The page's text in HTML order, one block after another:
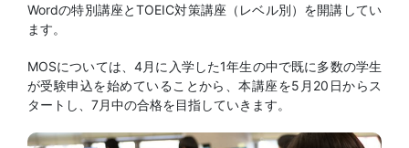
Wordの特別講座とTOEIC対策講座（レベル別）を開講してい
ます。
MOSについては、4月に入学した1年生の中で既に多数の学生
が受験申込を始めていることから、本講座を5月20日からス
タートし、7月中の合格を目指していきます。